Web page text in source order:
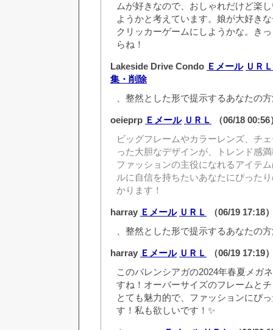
ムが好きなので、おしゃれだけど楽
ようかと考えています。娘が大好き
クリッカーゲームにしようかな。き
らね！
Lakeside Drive Condo Ｅメール ＵＲＬ
集・削除
、整然とした形で提示するあなたの
oeieprp Ｅメール ＵＲＬ
（06/18
ビッグフレームやカラーレンズ、チ
った大胆なデザインが、トレンド感
ファッションの主役になれるアイテ
ルに自信を持ちたいあなたにぴった
かります！
harray Ｅメール ＵＲＬ
（06/19 17:18
、整然とした形で提示するあなたの
harray Ｅメール ＵＲＬ
（06/19 17:19
このバレンシアガの2024年春夏メガ
すね！オーバーサイズのフレームと
とても魅力的で、ファッションにぴ
す！私も欲しいです！✨